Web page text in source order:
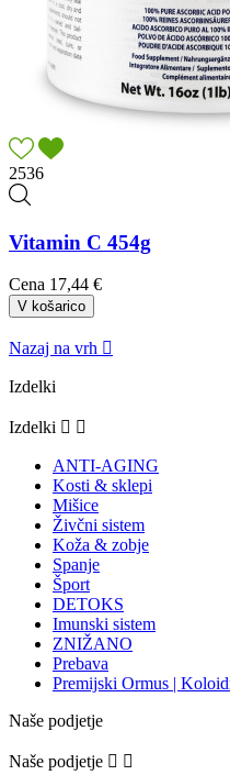
2536
Vitamin C 454g
Cena 17,44 €
V košarico
Nazaj na vrh 
Izdelki
Izdelki  
ANTI-AGING
Kosti & sklepi
Mišice
Živčni sistem
Koža & zobje
Spanje
Šport
DETOKS
Imunski sistem
ZNIŽANO
Prebava
Premijski Ormus |
Naše podjetje
Naše podjetje  